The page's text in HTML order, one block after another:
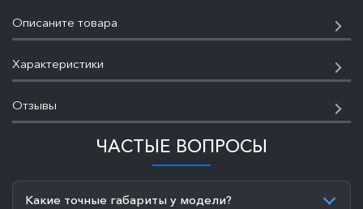
Описаните товара
Характеристики
Отзывы
ЧАСТЫЕ ВОПРОСЫ
Какие точные габариты у модели?